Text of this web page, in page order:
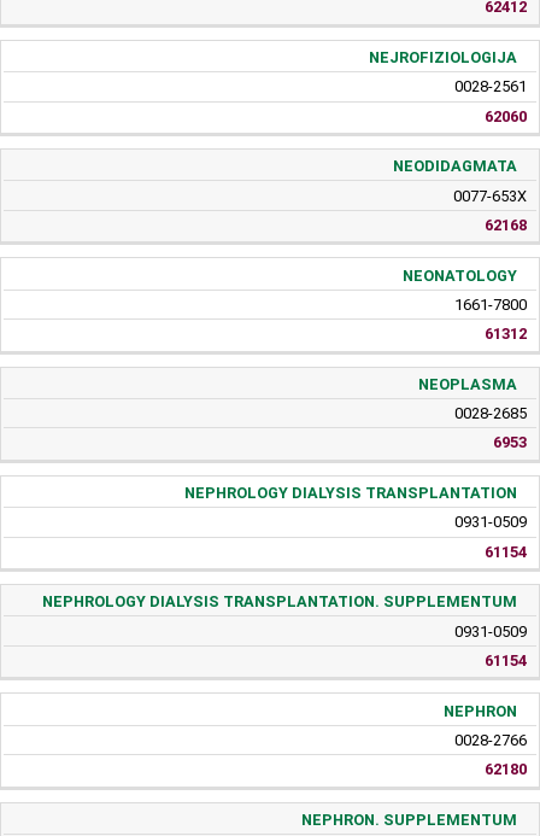
62412
NEJROFIZIOLOGIJA
0028-2561
62060
NEODIDAGMATA
0077-653X
62168
NEONATOLOGY
1661-7800
61312
NEOPLASMA
0028-2685
6953
NEPHROLOGY DIALYSIS TRANSPLANTATION
0931-0509
61154
NEPHROLOGY DIALYSIS TRANSPLANTATION. SUPPLEMENTUM
0931-0509
61154
NEPHRON
0028-2766
62180
NEPHRON. SUPPLEMENTUM